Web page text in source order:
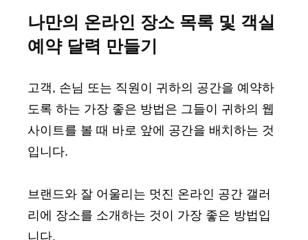
나만의 온라인 장소 목록 및 객실
예약 달력 만들기
고객, 손님 또는 직원이 귀하의 공간을 예약하
도록 하는 가장 좋은 방법은 그들이 귀하의 웹
사이트를 볼 때 바로 앞에 공간을 배치하는 것
입니다.
브랜드와 잘 어울리는 멋진 온라인 공간 갤러
리에 장소를 소개하는 것이 가장 좋은 방법입
니다.